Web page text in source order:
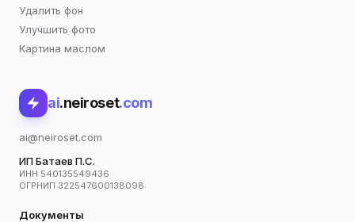
Удалить фон
Улучшить фото
Картина маслом
ai.neiroset.com
ai@neiroset.com
ИП Батаев П.С.
ИНН 540135549436
ОГРНИП 322547600138098
Документы